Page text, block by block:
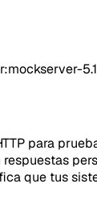
para
que tus